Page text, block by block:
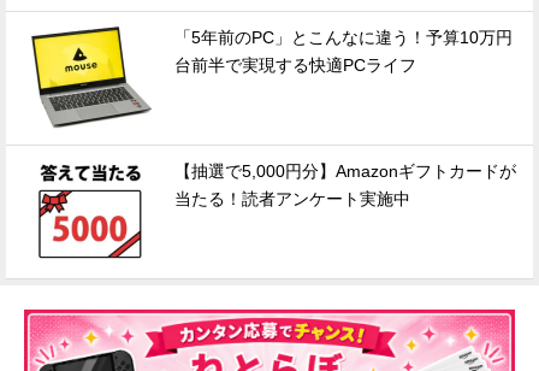
「5年前のPC」とこんなに違う！予算10万円
台前半で実現する快適PCライフ
【抽選で5,000円分】Amazonギフトカードが
当たる！読者アンケート実施中